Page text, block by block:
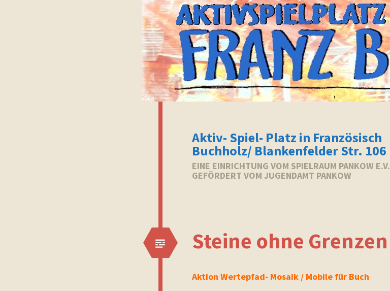
Aktiv- Spiel- Platz in Französisch
Buchholz/ Blankenfelder Str. 106
EINE EINRICHTUNG VOM SPIELRAUM PANKOW E.V.
GEFÖRDERT VOM JUGENDAMT PANKOW
Steine ohne Grenzen
Aktion Wertepfad- Mosaik / Mobile für Buch